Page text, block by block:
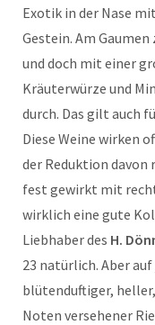
Exotik in der Nase
Gestein. Am
und doch mit einer
Kräuterwürze und
durch. Das gilt auch
Diese Weine wirken
der Reduktion
fest gewirkt mit
wirklich eine gute
Liebhaber des H.
23 natürlich. Aber
blütenduftiger,
Noten versehener